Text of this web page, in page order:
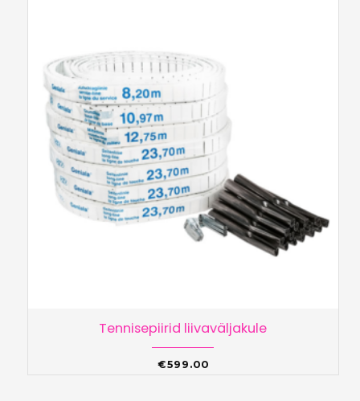
Tennisepiirid liivaväljakule
€599.00